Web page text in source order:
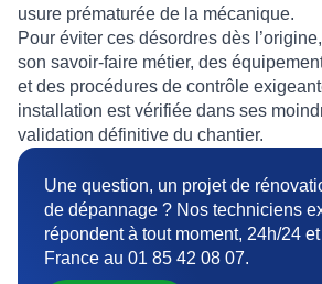
usure prématurée de la mécanique.
Pour éviter ces désordres dès
son savoir-faire métier, des
et des procédures de contrôle
installation est vérifiée dans ses
validation définitive du chantier.
Une question, un projet de
de dépannage ? Nos techniciens
répondent à tout moment, 24h/24
France au 01 85 42 08 07.